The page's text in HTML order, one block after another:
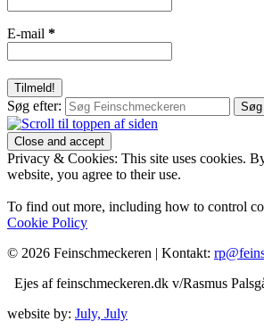
E-mail *
Søg efter:
Privacy & Cookies: This site uses cookies.
website, you agree to their use.
To find out more, including how to control
Cookie Policy
© 2026 Feinschmeckeren | Kontakt:
Ejes af feinschmeckeren.dk v/Rasmus
website by: July, July